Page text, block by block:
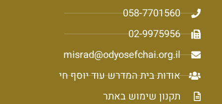
058-7701560
02-9975956
misrad@odyosefchai.org.il
אודות בית המדרש עוד יוסף חי
תקנון שימוש באתר